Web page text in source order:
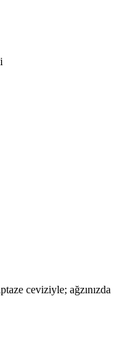
ceviziyle; ağzınızda